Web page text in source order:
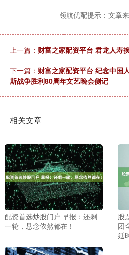
领航优配提示：文章
上一篇： 财富之家配资平台 君龙人寿
下一篇： 财富之家配资平台 纪念中国
斯战争胜利80周年文艺晚会侧记
相关文章
配资首选炒股门户 早报：还剩
一轮，悬念依然都在！
股
团
延